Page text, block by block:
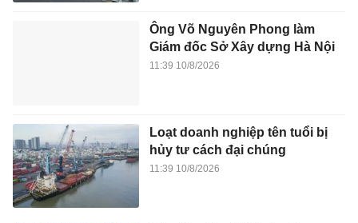
Ông Võ Nguyên Phong làm
Giám đốc Sở Xây dựng Hà Nội
11:39 10/8/2026
Loạt doanh nghiệp tên tuổi bị
hủy tư cách đại chúng
11:39 10/8/2026